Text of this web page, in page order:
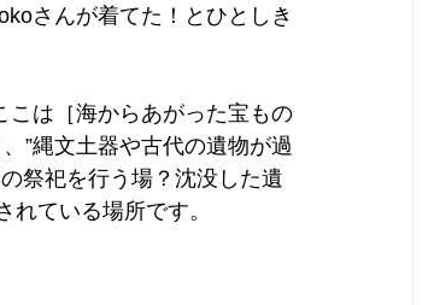
さんが着てた！とひとしき
こは［海からあがった宝もの
”縄文土器や古代の遺物が過
祭祀を行う場？沈没した遺
ている場所です。